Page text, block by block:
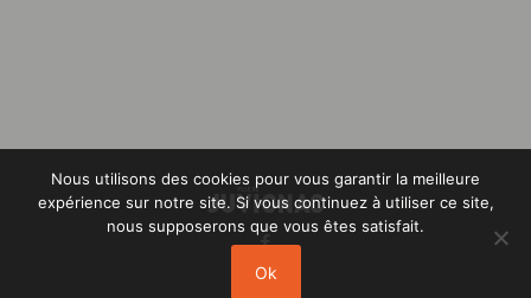
Nous utilisons des cookies pour vous garantir la meilleure
expérience sur notre site. Si vous continuez à utiliser ce site,
nous supposerons que vous êtes satisfait.
Ok